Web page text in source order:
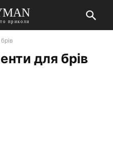
приколи
для брів